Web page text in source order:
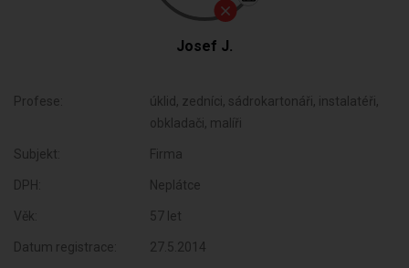
Josef J.
Profese:
úklid, zedníci, sádrokartonáři, instalatéři,
obkladači, malíři
Subjekt: Firma
DPH: Neplátce
Věk: 57 let
Datum registrace: 27.5.2014